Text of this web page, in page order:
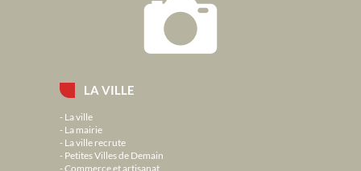
LA VILLE
La ville
La mairie
La ville recrute
Petites Villes de Demain
Commerce et artisanat